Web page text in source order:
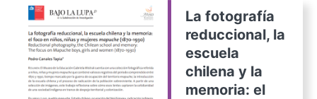
La fotografía
reduccional, la
escuela
chilena y la
memoria: el